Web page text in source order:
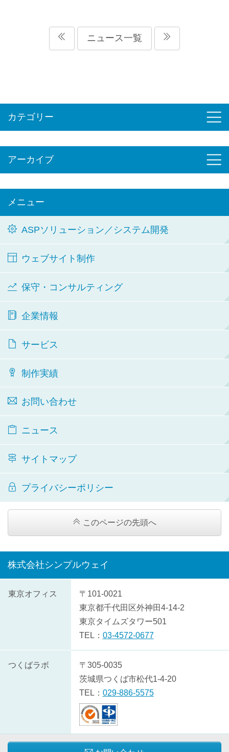
ニュース一覧
カテゴリー
アーカイブ
メニュー
ASPソリューション／システム開発
ウェブサイト制作
保守・コンサルティング
企業情報
サービス
制作実績
お問い合わせ
ニュース
サイトマップ
プライバシーポリシー
このページの先頭へ
株式会社シンプルウェイ
株
の
東京オフィス
〒101-0021
東京都千代田区外神田4-14-2
東京タイムズタワー501
TEL： 03-4572-0677
つくばラボ
〒305-0035
茨城県つくば市松代1-4-20
TEL： 029-886-5575